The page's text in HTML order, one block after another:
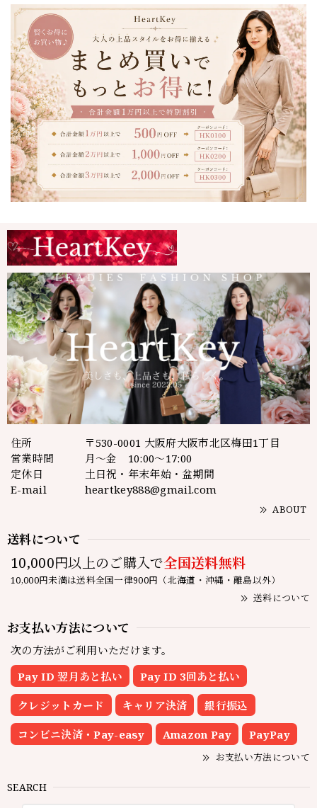
住所
〒530-0001 大阪府大阪市北区梅田1丁目
営業時間
月～金 10:00～17:00
定休日
土日祝・年末年始・盆期間
E-mail
heartkey888@gmail.com
ABOUT
送料について
10,000円以上のご購入で全国送料無料
10,000円未満は送料全国一律900円（北海道・沖縄・離島以外）
送料について
お支払い方法について
次の方法がご利用いただけます。
Pay ID 翌月あと払い
Pay ID 3回あと払い
クレジットカード キャリア決済 銀行振込
コンビニ決済・Pay-easy Amazon Pay PayPay
お支払い方法について
SEARCH